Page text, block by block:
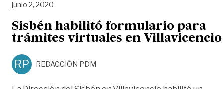
junio 2, 2020
Sisbén habilitó formulario para
trámites virtuales en Villavicencio
RP REDACCIÓN PDM